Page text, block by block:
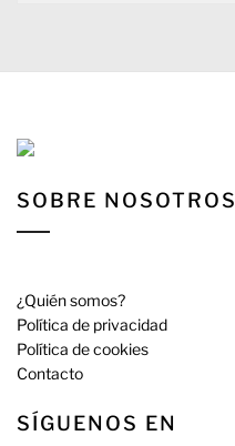
SOBRE NOSOTROS
¿Quién somos?
Política de privacidad
Política de cookies
Contacto
SÍGUENOS EN